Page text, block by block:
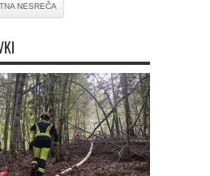
NESREČA